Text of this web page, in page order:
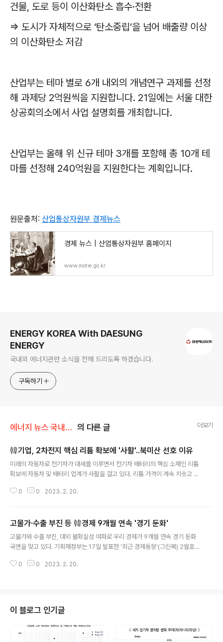
건물, 도로 등이 이산화탄소 흡수·전환
⇒ 도시가 자체적으로 ‘탄소중립’을 넘어 배출량 이상
의 이산화탄소 저감
산업부는 테마 별로 6개 내외의 개념연구 과제를 선정
해 과제당 2억원씩을 지원합니다. 21일에는 서울 대한
상공회의소에서 사업 설명회를 개최합니다.
산업부는 올해 위 신규 테마 3개를 포함해 총 10개 테
마를 선정해 240억원을 지원한다는 계획입니다.
원문출처: 산업통상자원부 경제뉴스
경제 뉴스 | 산업통상자원부 홈페이지
www.motie.go.kr
ENERGY KOREA With DAESUNG
ENERGY
국내외 에너지관련 소식을 전해 드리도록 하겠습니다.
구독하기
에너지 뉴스 국내&해외 의 다른 글 더보기
韓기업, 2차전지 핵심 리튬 확보에 '사활'..북미산 선호 이유
미래의 자동차로 전기차가 대세를 이루면서 전기차 배터리의 핵심 소재인 리튬
확보에 자동차 및 배터리 업계가 사활을 걸고 있다. 리튬 가격이 계속 치솟고 있
정제 기술에까지 관심을 두기 시작했다. 글로벌 톱5 화학회사인 LG화학도 최
배터리 핵심 원료인 수산화 리튬을 추출할 수 있다. LG화학은 17일 미국 광산
업체 피드몬트 리튬과 총 20만 톤 규모의 리튬정광 구매 계약(Offtake)을 체결
했다고 밝혔다. 피드몬트 리튬은 캐나다 광산에서 나오는 리튬정광을 올해 3분
0 0 2023. 2. 20.
고물가·수출 부진 등 韓경제 9개월 연속 '경기 둔화'
고물가와 수출 부진, 대외 불확실성 여파로 우리 경제가 9개월 연속 경기 둔화
국면을 맞고 있다. 기획재정부는 17일 발표한 '최근 경제동향'(그린북) 2월호에
도가 완만해지고 수출 부진 및 기업심리 위축이 지속되는 등 경기흐름이 둔화하
화 우려’를 언급한 이후 최근까지 비슷한 평가를 해왔다. 지난달 그린북에서 ‘경
기 둔화 우려 확대’로 진단이 어두워진 데 이어 이달에는 ‘경기 둔화’로 판단했
0 0 2023. 2. 20.
이 블로그 인기글